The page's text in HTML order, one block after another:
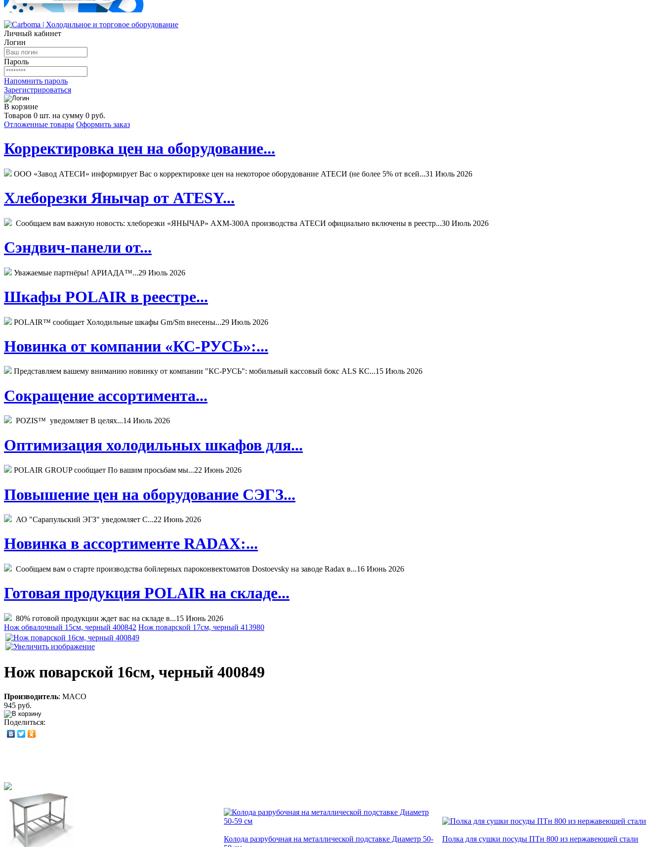
Личный кабинет
Логин
Пароль
Напомнить пароль
Зарегистрироваться
В корзине
Товаров 0 шт. на сумму 0 руб.
Отложенные товары Оформить заказ
Корректировка цен на оборудование...
ООО «Завод АТЕСИ» информирует Вас о корректировке цен на некоторое оборудование АТЕСИ (не более 5% от всей...31 Июль 2026
Хлеборезки Янычар от ATESY...
Сообщаем вам важную новость: хлеборезки «ЯНЫЧАР» АХМ-300А производства АТЕСИ официально включены в реестр...30 Июль 2026
Сэндвич-панели от...
Уважаемые партнёры! АРИАДА™...29 Июль 2026
Шкафы POLAIR в реестре...
POLAIR™ сообщает Холодильные шкафы Gm/Sm внесены...29 Июль 2026
Новинка от компании «КС-РУСЬ»:...
Представляем вашему вниманию новинку от компании "КС-РУСЬ": мобильный кассовый бокс ALS КС...15 Июль 2026
Сокращение ассортимента...
POZIS™ уведомляет В целях...14 Июль 2026
Оптимизация холодильных шкафов для...
POLAIR GROUP сообщает По вашим просьбам мы...22 Июнь 2026
Повышение цен на оборудование СЭГЗ...
АО "Сарапульский ЭГЗ" уведомляет С...22 Июнь 2026
Новинка в ассортименте RADAX:...
Сообщаем вам о старте производства бойлерных пароконвектоматов Dostoevsky на заводе Radax в...16 Июнь 2026
Готовая продукция POLAIR на складе...
80% готовой продукции ждет вас на складе в...15 Июнь 2026
Нож обвалочный 15см, черный 400842 Нож поварской 17см, черный 413980
Нож поварской 16см, черный 400849
Производитель: MACO
945 руб.
Поделиться:
Колода разрубочная на металлической подставке Диаметр 50-
Полка для сушки посуды ПТн 800 из нержавеющей стали